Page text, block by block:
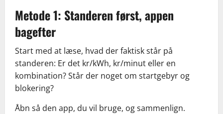
Metode 1: Standeren først, appen
bagefter
Start med at læse, hvad der faktisk står på
standeren: Er det kr/kWh, kr/minut eller en
kombination? Står der noget om startgebyr og
blokering?
Åbn så den app, du vil bruge, og sammenlign.